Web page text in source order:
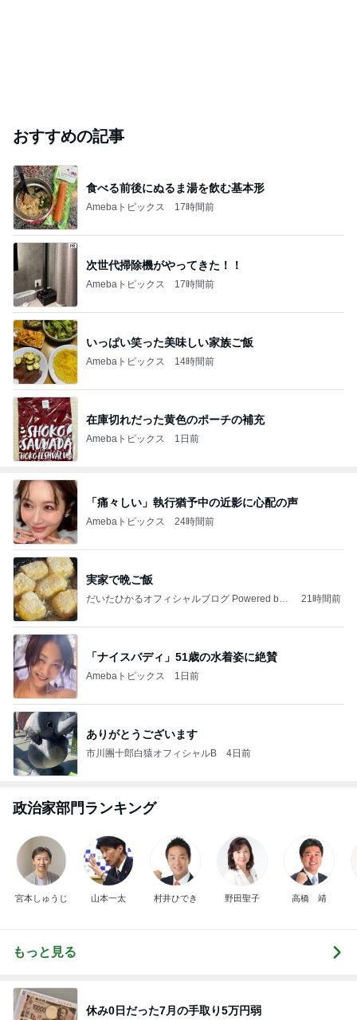
おすすめの記事
食べる前後にぬるま湯を飲む基本形
Amebaトピックス 17時間前
次世代掃除機がやってきた！！
Amebaトピックス 17時間前
いっぱい笑った美味しい家族ご飯
Amebaトピックス 14時間前
在庫切れだった黄色のポーチの補充
Amebaトピックス 1日前
「痛々しい」執行猶予中の近影に心配の声
Amebaトピックス 24時間前
実家で晩ご飯
だいたひかるオフィシャルブログ Powered by
21時間前
「ナイスバディ」51歳の水着姿に絶賛
Amebaトピックス 1日前
ありがとうございます
市川團十郎白猿オフィシャルB 4日前
政治家部門ランキング
宮本しゅうじ 山本一太 村井ひでき 野田聖子 高橋 靖
もっと見る
休み0日だった7月の手取り5万円弱